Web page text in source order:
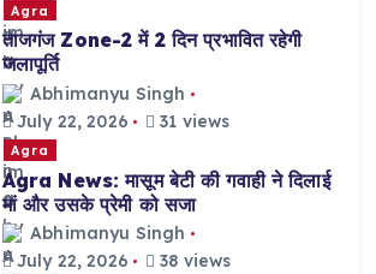
Agra
ताजगंज Zone-2 में 2 दिन प्रभावित रहेगी
जलापूर्ति
Abhimanyu Singh
July 22, 2026
31 views
Agra
Agra News: मासूम बेटी की गवाही ने दिलाई
मां और उसके प्रेमी को सजा
Abhimanyu Singh
July 22, 2026
38 views